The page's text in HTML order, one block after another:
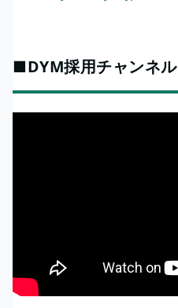
■DYM採用チャンネル